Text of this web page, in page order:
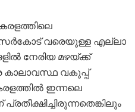
വരെയുള്ള എല്ലാ
നേരിയ മഴയ്ക്ക്
കാലാവസ്ഥ വകുപ്പ്
ഇന്നലെ